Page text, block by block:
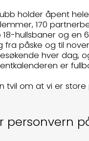
holder åpent
170
hullsbaner og en
fra påske og til
hver dag,
er
tvil om at vi er
er vi stolte av,
personvern